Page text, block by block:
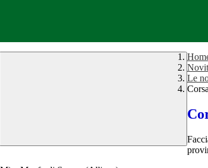
Le